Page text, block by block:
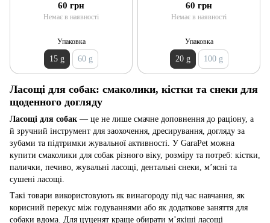
60 грн
Немає в наявності
Упаковка
15 g 60 g
60 грн
Немає в наявності
Упаковка
20 g 100 g
Ласощі для собак: смаколики, кістки та снеки для
щоденного догляду
Ласощі для собак — це не лише смачне доповнення до раціону, а
й зручний інструмент для заохочення, дресирування, догляду за
зубами та підтримки жувальної активності. У GaraPet можна
купити смаколики для собак різного віку, розміру та потреб: кістки,
палички, печиво, жувальні ласощі, дентальні снеки, м’ясні та
сушені ласощі.
Такі товари використовують як винагороду під час навчання, як
корисний перекус між годуваннями або як додаткове заняття для
собаки вдома. Для цуценят краще обирати м’якіші ласощі